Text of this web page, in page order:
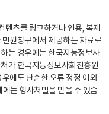
츠를 링크하거나 인용, 복제
원창구에서 제공하는 자료로
는 경우에는 한국지능정보사
가 한국지능정보사회진흥원
에도 단순한 오류 정정 이외
는 형사처벌을 받을 수 있습